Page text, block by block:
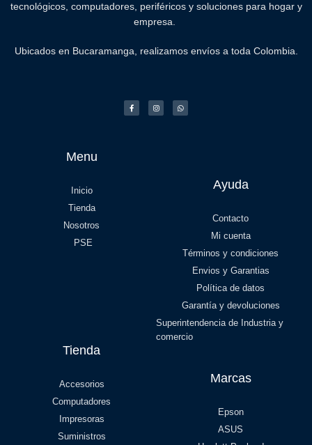
tecnológicos, computadores, periféricos y soluciones para hogar y
empresa.
Ubicados en Bucaramanga, realizamos envíos a toda Colombia.
Menu
Inicio
Tienda
Nosotros
PSE
Ayuda
Contacto
Mi cuenta
Términos y condiciones
Envios y Garantias
Política de datos
Garantía y devoluciones
Superintendencia de Industria y
comercio
Tienda
Accesorios
Computadores
Impresoras
Suministros
Marcas
Epson
ASUS